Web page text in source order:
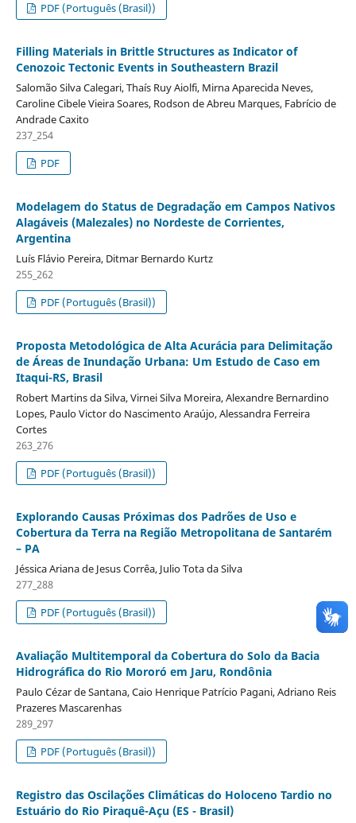
PDF (Português (Brasil))
Filling Materials in Brittle Structures as Indicator of
Cenozoic Tectonic Events in Southeastern Brazil
Salomão Silva Calegari, Thaís Ruy Aiolfi, Mirna Aparecida Neves,
Caroline Cibele Vieira Soares, Rodson de Abreu Marques, Fabrício de
Andrade Caxito
237_254
PDF
Modelagem do Status de Degradação em Campos Nativos
Alagáveis (Malezales) no Nordeste de Corrientes,
Argentina
Luís Flávio Pereira, Ditmar Bernardo Kurtz
255_262
PDF (Português (Brasil))
Proposta Metodológica de Alta Acurácia para Delimitação
de Áreas de Inundação Urbana: Um Estudo de Caso em
Itaqui-RS, Brasil
Robert Martins da Silva, Virnei Silva Moreira, Alexandre Bernardino
Lopes, Paulo Victor do Nascimento Araújo, Alessandra Ferreira
Cortes
263_276
PDF (Português (Brasil))
Explorando Causas Próximas dos Padrões de Uso e
Cobertura da Terra na Região Metropolitana de Santarém
– PA
Jéssica Ariana de Jesus Corrêa, Julio Tota da Silva
277_288
PDF (Português (Brasil))
Avaliação Multitemporal da Cobertura do Solo da Bacia
Hidrográfica do Rio Mororó em Jaru, Rondônia
Paulo Cézar de Santana, Caio Henrique Patrício Pagani, Adriano Reis
Prazeres Mascarenhas
289_297
PDF (Português (Brasil))
Registro das Oscilações Climáticas do Holoceno Tardio no
Estuário do Rio Piraquê-Açu (ES - Brasil)